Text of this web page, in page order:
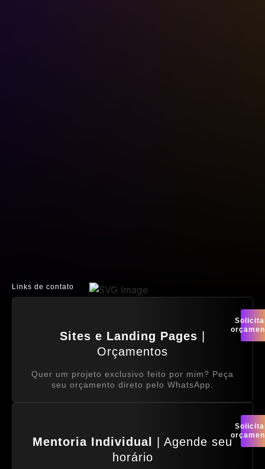
Links de contato
Sites e Landing Pages
Orçamentos
Quer um projeto exclusivo feito por mim? Peça
seu orçamento direto pelo WhatsApp.
Mentoria Individual
| Agende seu
horário